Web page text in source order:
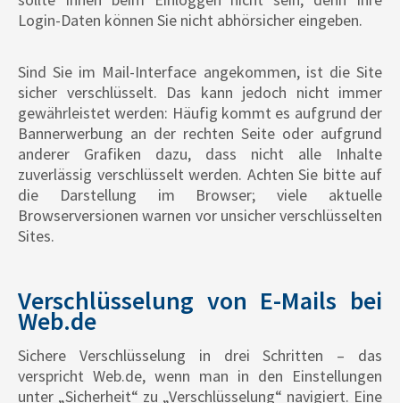
Login-Daten können Sie nicht abhörsicher eingeben.
Sind Sie im Mail-Interface angekommen, ist die Site
sicher verschlüsselt. Das kann jedoch nicht immer
gewährleistet werden: Häufig kommt es aufgrund der
Bannerwerbung an der rechten Seite oder aufgrund
anderer Grafiken dazu, dass nicht alle Inhalte
zuverlässig verschlüsselt werden. Achten Sie bitte auf
die Darstellung im Browser; viele aktuelle
Browserversionen warnen vor unsicher verschlüsselten
Sites.
Verschlüsselung von E-Mails bei
Web.de
Sichere Verschlüsselung in drei Schritten – das
verspricht Web.de, wenn man in den Einstellungen
unter „Sicherheit“ zu „Verschlüsselung“ navigiert. Eine